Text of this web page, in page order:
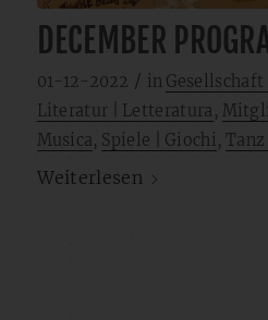
DECEMBER
01-12-2022 / in Gesellschaft
Literatur | Letteratura ,
Musica, Spiele | Giochi,
Weiterlesen